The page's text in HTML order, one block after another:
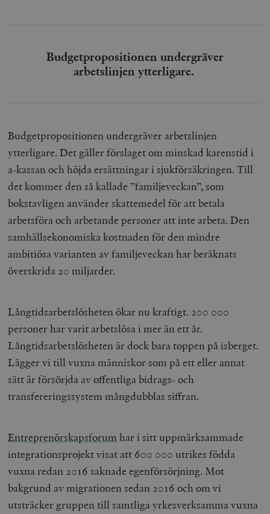
Budgetpropositionen undergräver
arbetslinjen ytterligare.
Budgetpropositionen undergräver arbetslinjen
ytterligare. Det gäller förslaget om minskad karenstid i
a-kassan och höjda ersättningar i sjukförsäkringen. Till
det kommer den så kallade ”familjeveckan”, som
bokstavligen använder skattemedel för att betala
arbetsföra och arbetande personer att inte arbeta. Den
samhällsekonomiska kostnaden för den mindre
ambitiösa varianten av familjeveckan har beräknats
överskrida 20 miljarder.
Långtidsarbetslösheten ökar nu kraftigt. 200 000
personer har varit arbetslösa i mer än ett år.
Långtidsarbetslösheten är dock bara toppen på isberget.
Lägger vi till vuxna människor som på ett eller annat
sätt är försörjda av offentliga bidrags- och
transfereringssystem mångdubblas siffran.
Entreprenörskapsforumhar i sitt uppmärksammade
integrationsprojekt visat att 600 000 utrikes födda
vuxna redan 2016 saknade egenförsörjning. Mot
bakgrund av migrationen sedan 2016 och om vi
utsträcker gruppen till samtliga yrkesverksamma vuxna